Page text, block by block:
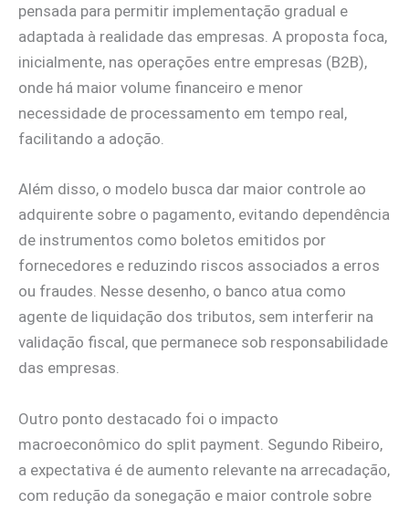
pensada para permitir implementação gradual e
adaptada à realidade das empresas. A proposta foca,
inicialmente, nas operações entre empresas (B2B),
onde há maior volume financeiro e menor
necessidade de processamento em tempo real,
facilitando a adoção.
Além disso, o modelo busca dar maior controle ao
adquirente sobre o pagamento, evitando dependência
de instrumentos como boletos emitidos por
fornecedores e reduzindo riscos associados a erros
ou fraudes. Nesse desenho, o banco atua como
agente de liquidação dos tributos, sem interferir na
validação fiscal, que permanece sob responsabilidade
das empresas.
Outro ponto destacado foi o impacto
macroeconômico do split payment. Segundo Ribeiro,
a expectativa é de aumento relevante na arrecadação,
com redução da sonegação e maior controle sobre